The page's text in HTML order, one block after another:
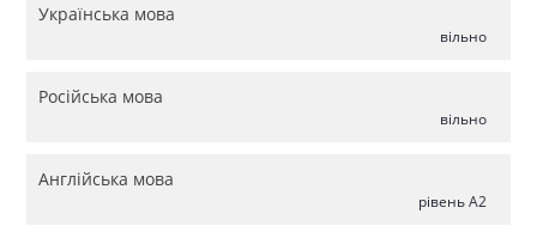
Українська мова
вільно
Російська мова
вільно
Англійська мова
рівень А2